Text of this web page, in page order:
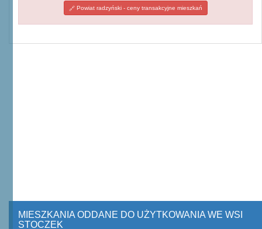
Powiat radzyński - ceny transakcyjne mieszkań
MIESZKANIA ODDANE DO UŻYTKOWANIA WE WSI
STOCZEK